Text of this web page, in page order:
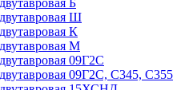
Б
Ш
К
М
09Г2С
09Г2С, С345, С355